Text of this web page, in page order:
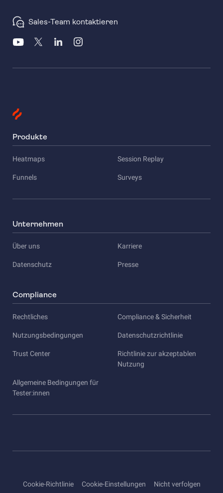
Sales-Team kontaktieren
Produkte
Heatmaps Session Replay
Funnels Surveys
Unternehmen
Über uns Karriere
Datenschutz Presse
Compliance
Rechtliches Compliance & Sicherheit
Nutzungsbedingungen Datenschutzrichtlinie
Trust Center
Richtlinie zur akzeptablen
Nutzung
Allgemeine Bedingungen für
Tester:innen
Cookie-Richtlinie Cookie-Einstellungen Nicht verfolgen